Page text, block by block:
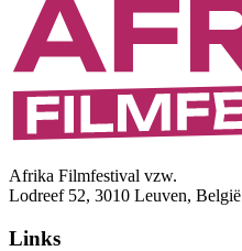
Afrika Filmfestival vzw.
Lodreef 52, 3010 Leuven, België
Links